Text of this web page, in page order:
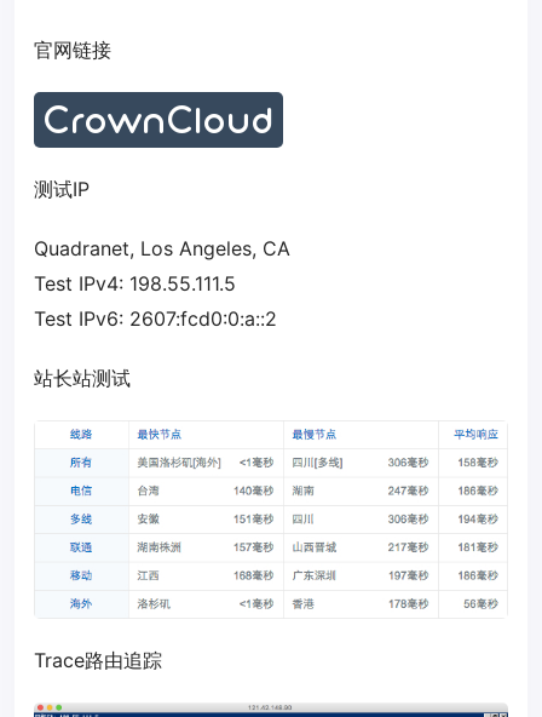
官网链接
测试IP
Quadranet, Los Angeles, CA
Test IPv4: 198.55.111.5
Test IPv6: 2607:fcd0:0:a::2
站长站测试
Trace路由追踪